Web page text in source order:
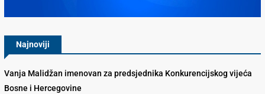
Najnoviji
Vanja Malidžan imenovan za predsjednika Konkurencijskog vijeća
Bosne i Hercegovine